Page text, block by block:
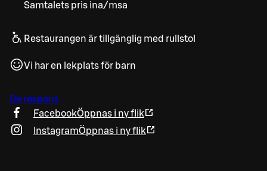
Samtalets pris ina/msa
Restaurangen är tillgänglig med rullstol
Vi har en lekplats för barn
Ge respons
FacebookÖppnas i ny flik
InstagramÖppnas i ny flik